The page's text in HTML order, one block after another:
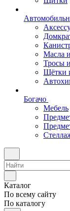
Масла
Тросы
Щётки
Богачо
Мебель
Каталог
По всему сайту
По каталогу